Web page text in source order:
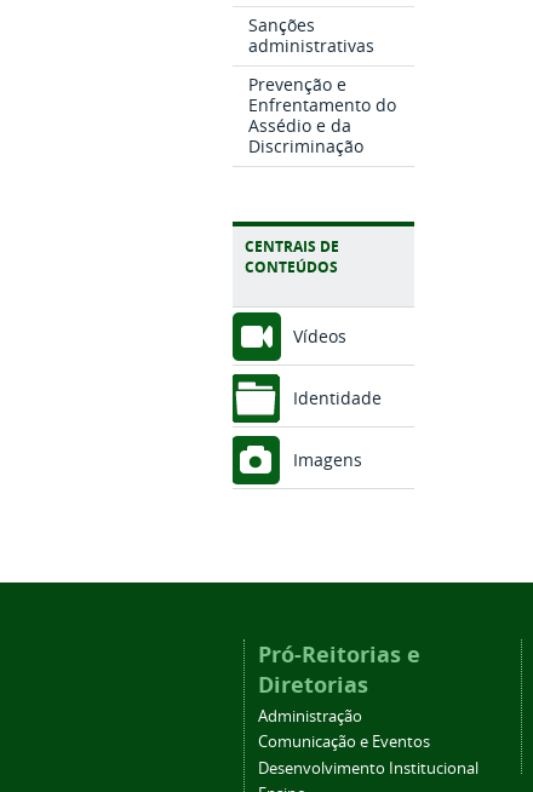
Sanções
administrativas
Prevenção e
Enfrentamento do
Assédio e da
Discriminação
CENTRAIS DE
CONTEÚDOS
Vídeos
Identidade
Imagens
Pró-Reitorias e
Diretorias
Administração
Comunicação e Eventos
Desenvolvimento Institucional